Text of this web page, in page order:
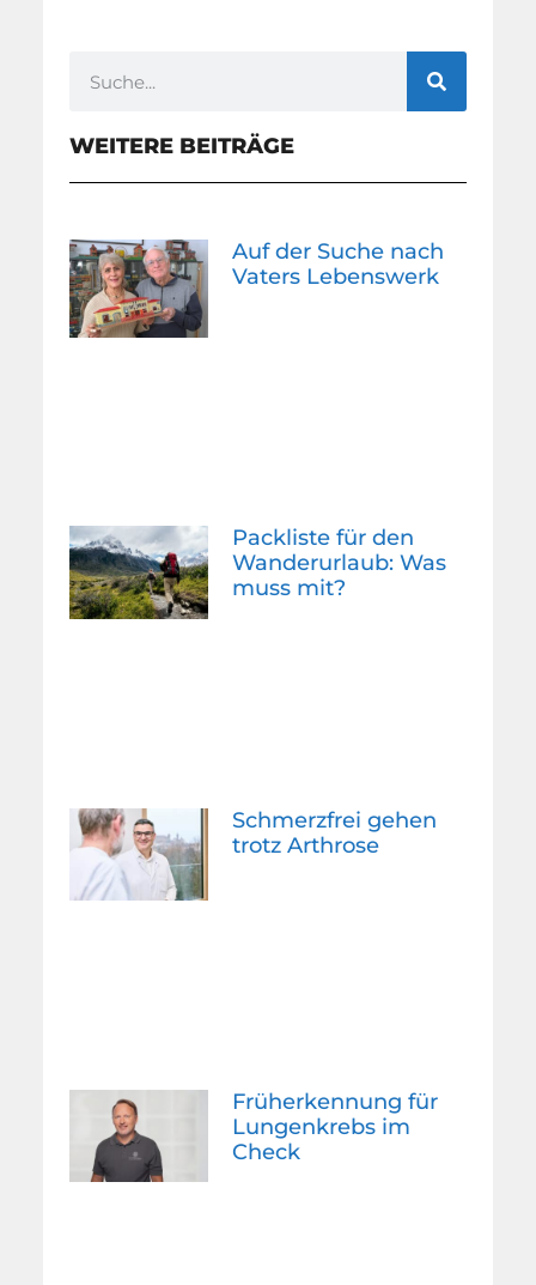
WEITERE BEITRÄGE
Auf der Suche nach
Vaters Lebenswerk
Packliste für den
Wanderurlaub: Was
muss mit?
Schmerzfrei gehen
trotz Arthrose
Früherkennung für
Lungenkrebs im
Check